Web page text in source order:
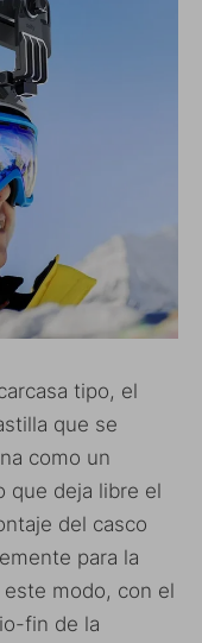
tipo, el
que se
como un
que deja libre el
del casco
para la
modo, con el
fin de la